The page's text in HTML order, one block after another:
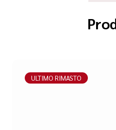
ULTIMO RIMASTO